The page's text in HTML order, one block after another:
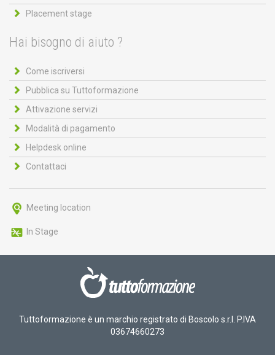
Placement stage
Hai bisogno di aiuto ?
Come iscriversi
Pubblica su Tuttoformazione
Attivazione servizi
Modalità di pagamento
Helpdesk online
Contattaci
Meeting location
In Stage
Tuttoformazione è un marchio registrato di Boscolo s.r.l. P.IVA
03674660273